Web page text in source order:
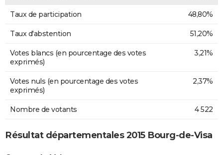
Taux de participation 48,80%
Taux d'abstention 51,20%
Votes blancs (en pourcentage des votes
exprimés)
3,21%
Votes nuls (en pourcentage des votes
exprimés)
2,37%
Nombre de votants 4 522
Résultat départementales 2015 Bourg-de-Visa